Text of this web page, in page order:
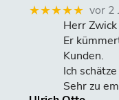
★★★★★ vor 2
Herr
Er
Kunden.
Ich
Sehr zu